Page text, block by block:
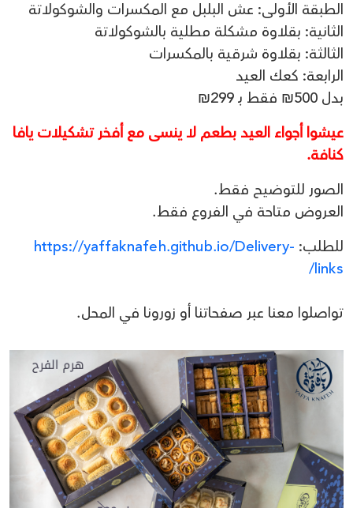
الطبقة الأولى: عش البلبل مع المكسرات والشوكولاتة
الثانية: بقلاوة مشكلة مطلية بالشوكولاتة
الثالثة: بقلاوة شرقية بالمكسرات
الرابعة: كعك العيد
بدل 500₪ فقط بـ 299₪
عيشوا أجواء العيد بطعم لا ينسى مع أفخر تشكيلات يافا
كنافة.
الصور للتوضيح فقط.
العروض متاحة في الفروع فقط.
للطلب: https://yaffaknafeh.github.io/Delivery-
links/
تواصلوا معنا عبر صفحاتنا أو زورونا في المحل.